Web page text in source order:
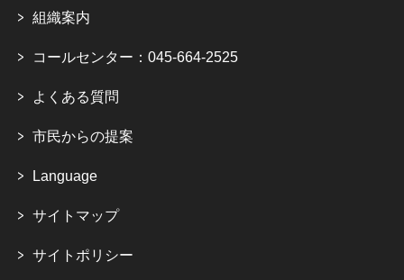
組織案内
コールセンター：045-664-2525
よくある質問
市民からの提案
Language
サイトマップ
サイトポリシー